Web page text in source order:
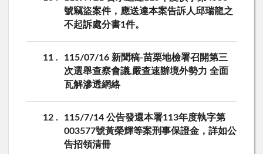
號竊盜案件，應送達本案告訴人邱瑞龍之
不起訴處分書1件。
11
115/07/16 新聞稿-苗栗地檢署召開第三
次選舉查察會議,嚴查速辦境外勢力 全面
瓦解滲透網絡
12
115/7/14 公告發還本署113年度執字第
003577號黃榮輝等案刑事保證金，詳如公
告招領清冊